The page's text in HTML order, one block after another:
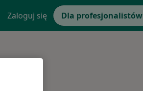
Zaloguj się Dla profesjonalistów